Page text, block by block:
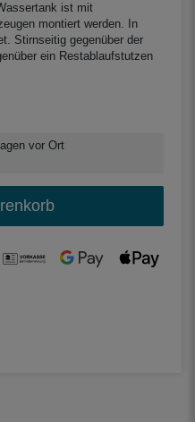
ist mit
montiert werden. In
Stirnseitig gegenüber der
ein Restablaufstutzen
vor Ort